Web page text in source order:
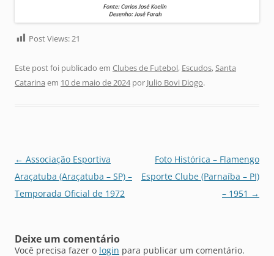
Post Views:21
Este post foi publicado em Clubes de Futebol, Escudos,Santa
Catarina em 10 de maio de 2024por Julio Bovi Diogo.
Navegação
de
posts
← Associação Esportiva
Araçatuba (Araçatuba – SP) –
Temporada Oficial de 1972
Foto Histórica – Flamengo
Esporte Clube (Parnaíba – PI)
– 1951 →
Deixe um comentário
Você precisa fazer o login para publicar um comentário.